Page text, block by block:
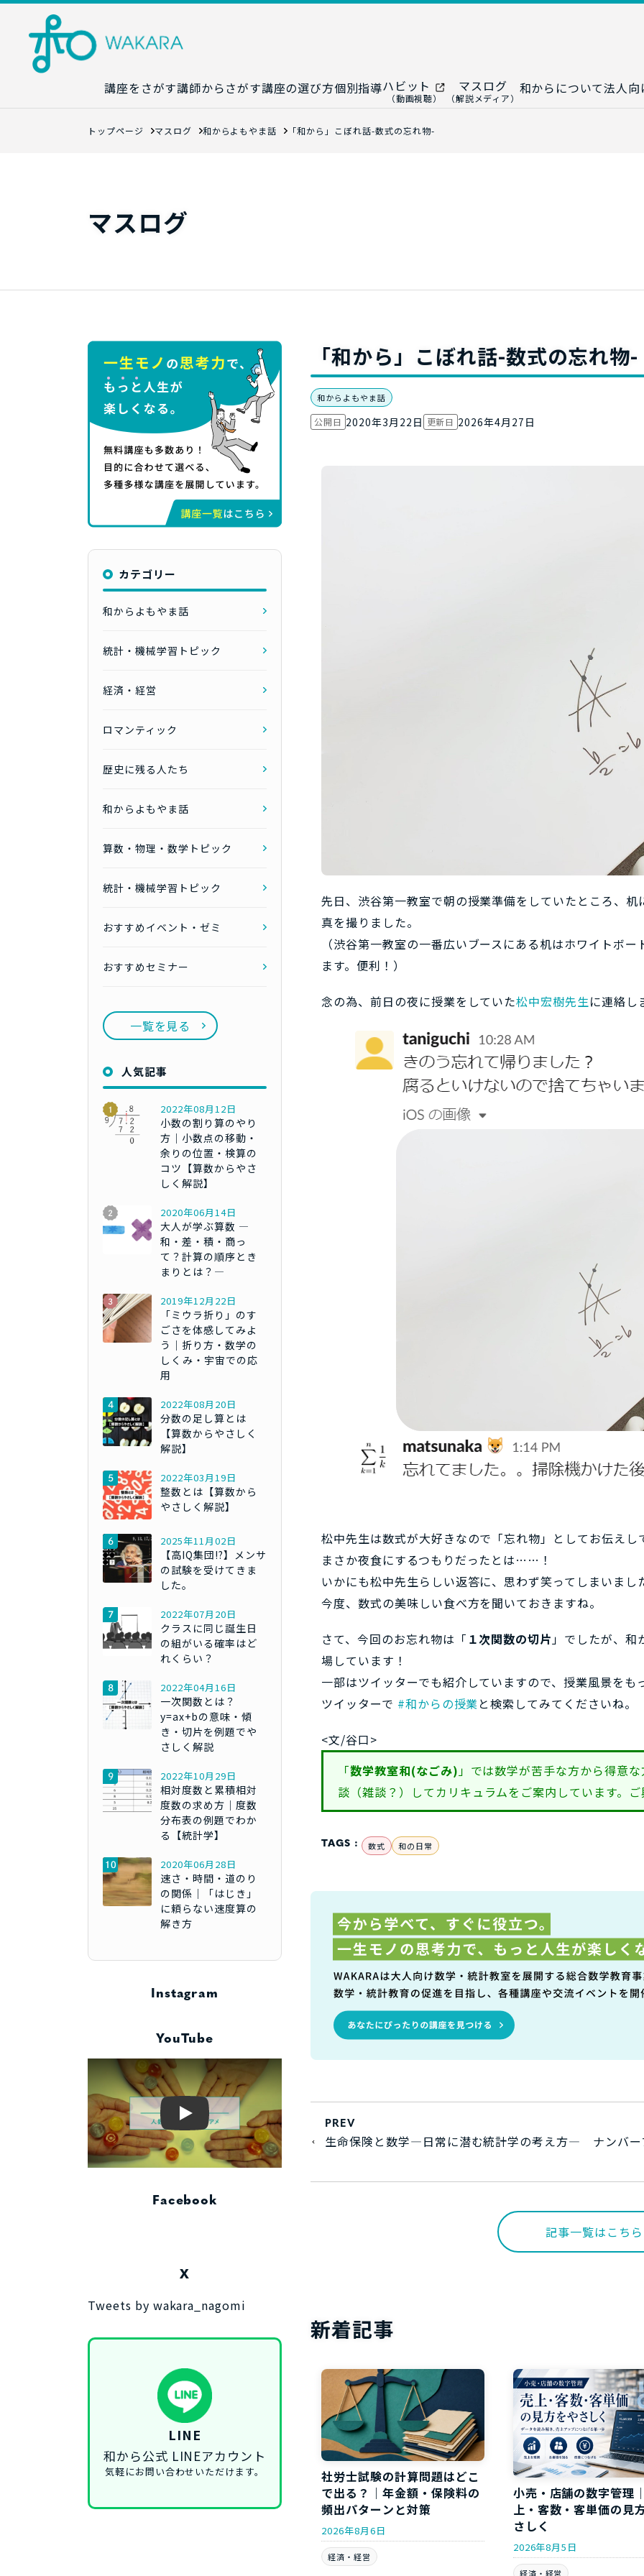
講座をさがす講師からさがす講座の選び方
講座カレンダー
個別指導
生成AI教室
ハビット
（動画視聴）
マスログ
（解説メディア）
和からについて法人向
トップページ マスログ 和からよもやま話 「和から」こぼれ話-数式の忘れ物-
マスログ
「和から」こぼれ話-数式の忘れ物-
和からよもやま話
公開日 2020年3月22日 更新日 2026年4月27日
先日、渋谷第一教室で朝の授業準備をしていたところ、
真を撮りました。
（渋谷第一教室の一番広いブースにある机はホワイトボ
ます。便利！）
念の為、前日の夜に授業をしていた松中宏樹先生に連絡し
松中先生は数式が大好きなので「忘れ物」としてお伝えし
まさか夜食にするつもりだったとは……！
いかにも松中先生らしい返答に、思わず笑ってしまいまし
今度、数式の美味しい食べ方を聞いておきますね。
さて、今回のお忘れ物は「 １次関数の切片」でしたが、和
場しています！
一部はツイッターでも紹介していますので、授業風景を
ツイッターで #和からの授業と検索してみてくださいね。
<文/谷口>
「数学教室和(なごみ)」では数学が苦手な方から得意
談（雑談？）してカリキュラムをご案内しています。
TAGS : 数式 和の日常
PREV
生命保険と数学―日常に潜む統計学の考え方― ナンバ
記事一覧はこちら
新着記事
社労士試験の計算問題はどこ
で出る？｜年金額・保険料の
頻出パターンと対策
2026年8月6日
経済・経営
小売・店舗の数字管理
上・客数・客単価の見
さしく
2026年8月5日
経済・経営
カテゴリー
和からよもやま話
統計・機械学習トピック
経済・経営
ロマンティック
歴史に残る人たち
和からよもやま話
算数・物理・数学トピック
統計・機械学習トピック
おすすめイベント・ゼミ
おすすめセミナー
一覧を見る
人気記事
2022年08月12日
小数の割り算のやり
方｜小数点の移動・
余りの位置・検算の
コツ【算数からやさ
しく解説】
2020年06月14日
大人が学ぶ算数 ―
和・差・積・商っ
て？計算の順序とき
まりとは？―
2019年12月22日
「ミウラ折り」のす
ごさを体感してみよ
う｜折り方・数学の
しくみ・宇宙での応
用
2022年08月20日
分数の足し算とは
【算数からやさしく
解説】
2022年03月19日
整数とは【算数から
やさしく解説】
2025年11月02日
【高IQ集団!?】メンサ
の試験を受けてきま
した。
2022年07月20日
クラスに同じ誕生日
の組がいる確率はど
れくらい？
2022年04月16日
一次関数とは？
y=ax+bの意味・傾
き・切片を例題でや
さしく解説
2022年10月29日
相対度数と累積相対
度数の求め方｜度数
分布表の例題でわか
る【統計学】
2020年06月28日
速さ・時間・道のり
の関係｜「はじき」
に頼らない速度算の
解き方
Instagram
YouTube
Play
Facebook
X
Tweets by wakara_nagomi
LINE
和から公式 LINEアカウント
気軽にお問い合わせいただけます。